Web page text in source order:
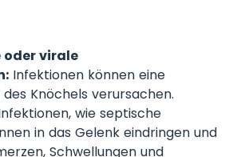
oder virale
Infektionen können eine
des Knöchels verursachen.
wie septische
in das Gelenk eindringen und
Schwellungen und